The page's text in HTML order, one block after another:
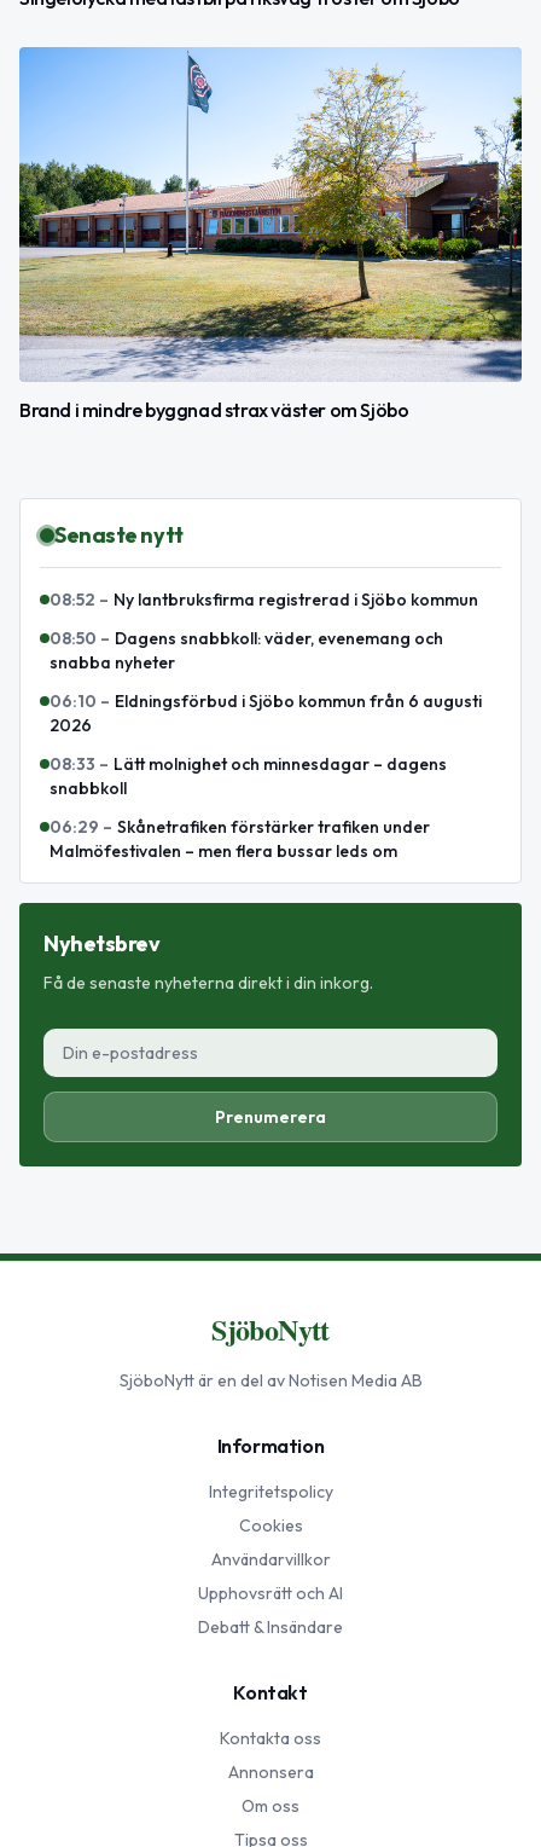
Brand i mindre byggnad strax väster om Sjöbo
Senaste nytt
08:52 – Ny lantbruksfirma registrerad i Sjöbo kommun
08:50 – Dagens snabbkoll: väder, evenemang och
snabba nyheter
06:10 – Eldningsförbud i Sjöbo kommun från 6 augusti
2026
08:33 – Lätt molnighet och minnesdagar – dagens
snabbkoll
06:29 – Skånetrafiken förstärker trafiken under
Malmöfestivalen – men flera bussar leds om
Nyhetsbrev
Få de senaste nyheterna direkt i din inkorg.
Prenumerera
SjöboNytt
SjöboNyttär en del av Notisen Media AB
Information
Integritetspolicy
Cookies
Användarvillkor
Upphovsrätt och AI
Debatt & Insändare
Kontakt
Kontakta oss
Annonsera
Om oss
Tipsa oss